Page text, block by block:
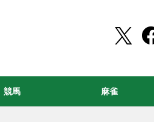
競馬 麻雀